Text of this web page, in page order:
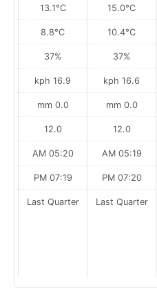
15.0°C
10.4°C
37%
16.6 kph
0.0 mm
12.0
05:19 AM
07:20 PM
Last Quarter
13.1°C
8.8°C
37%
16.9 kph
0.0 mm
12.0
05:20 AM
07:19 PM
Last Quarter